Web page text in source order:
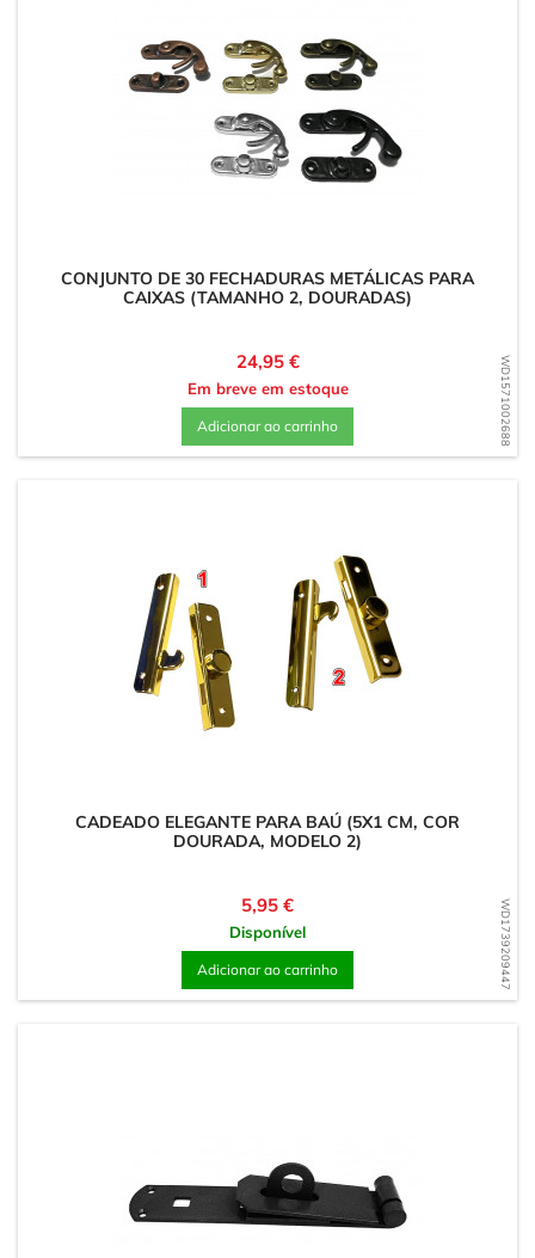
WD1571002688
CONJUNTO DE 30 FECHADURAS METÁLICAS PARA
CAIXAS (TAMANHO 2, DOURADAS)
Preço
24,95 €
Em breve em estoque
Adicionar ao carrinho
WD1739209447
CADEADO ELEGANTE PARA BAÚ (5X1 CM, COR
DOURADA, MODELO 2)
Preço
5,95 €
Disponível
Adicionar ao carrinho